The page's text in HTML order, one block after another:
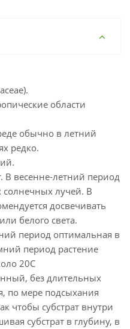
области
обычно в летний
редко.
В весенне-летний период
солнечных лучей. В
досвечивать
белого света.
период оптимальная в
период растение
20С
без длительных
по мере подсыхания
чтобы субстрат внутри
субстрат в глубину, в